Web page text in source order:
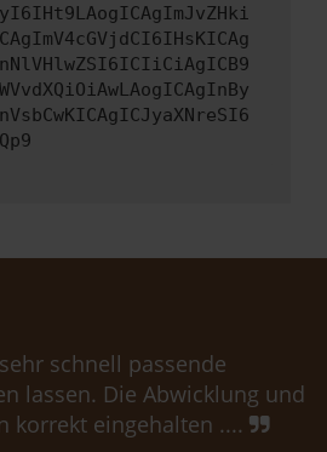
schnell passende
lassen. Die Abwicklung und
korrekt eingehalten ....